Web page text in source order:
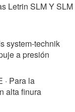
Letrin SLM Y SLM
system-technik
a presión
· Para la
alta finura